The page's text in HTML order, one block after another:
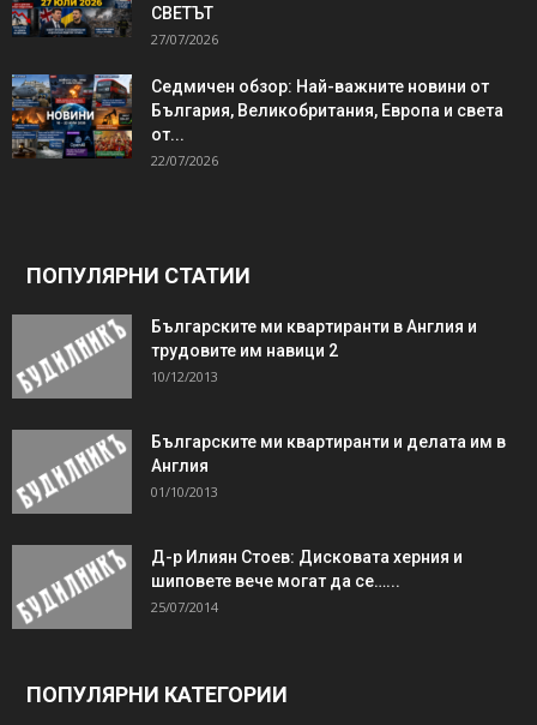
СВЕТЪТ
27/07/2026
Седмичен обзор: Най-важните новини от
България, Великобритания, Европа и света
от...
22/07/2026
ПОПУЛЯРНИ СТАТИИ
Българските ми квартиранти в Англия и
трудовите им навици 2
10/12/2013
Българските ми квартиранти и делата им в
Англия
01/10/2013
Д-р Илиян Стоев: Дисковата херния и
шиповете вече могат да се…...
25/07/2014
ПОПУЛЯРНИ КАТЕГОРИИ